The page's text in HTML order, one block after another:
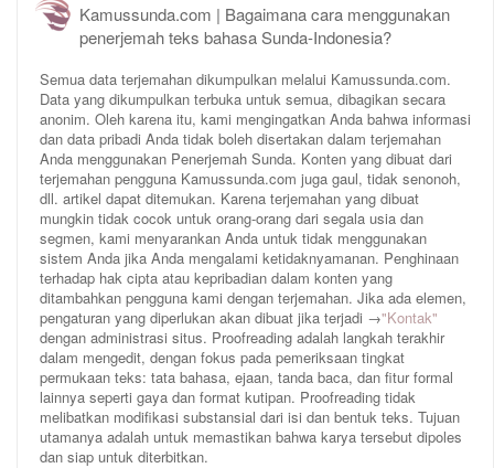
Kamussunda.com | Bagaimana cara menggunakan
penerjemah teks bahasa Sunda-Indonesia?
Semua data terjemahan dikumpulkan melalui Kamussunda.com.
Data yang dikumpulkan terbuka untuk semua, dibagikan secara
anonim. Oleh karena itu, kami mengingatkan Anda bahwa informasi
dan data pribadi Anda tidak boleh disertakan dalam terjemahan
Anda menggunakan Penerjemah Sunda. Konten yang dibuat dari
terjemahan pengguna Kamussunda.com juga gaul, tidak senonoh,
dll. artikel dapat ditemukan. Karena terjemahan yang dibuat
mungkin tidak cocok untuk orang-orang dari segala usia dan
segmen, kami menyarankan Anda untuk tidak menggunakan
sistem Anda jika Anda mengalami ketidaknyamanan. Penghinaan
terhadap hak cipta atau kepribadian dalam konten yang
ditambahkan pengguna kami dengan terjemahan. Jika ada elemen,
pengaturan yang diperlukan akan dibuat jika terjadi →"Kontak"
dengan administrasi situs. Proofreading adalah langkah terakhir
dalam mengedit, dengan fokus pada pemeriksaan tingkat
permukaan teks: tata bahasa, ejaan, tanda baca, dan fitur formal
lainnya seperti gaya dan format kutipan. Proofreading tidak
melibatkan modifikasi substansial dari isi dan bentuk teks. Tujuan
utamanya adalah untuk memastikan bahwa karya tersebut dipoles
dan siap untuk diterbitkan.